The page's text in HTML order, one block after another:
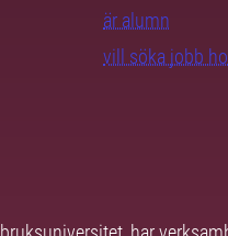
är alumn
vill söka jobb